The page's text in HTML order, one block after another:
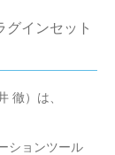
グインセット
徹）は、
ションツール